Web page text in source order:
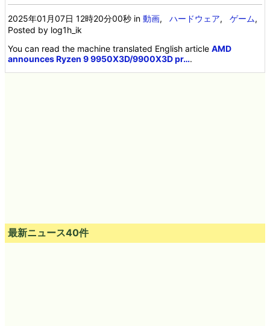
2025年01月07日 12時20分00秒 in動画,ハードウェア,ゲーム,
Posted by log1h_ik
You can read the machine translated English articleAMD
announces Ryzen 9 9950X3D/9900X3D pr….
最新ニュース40件